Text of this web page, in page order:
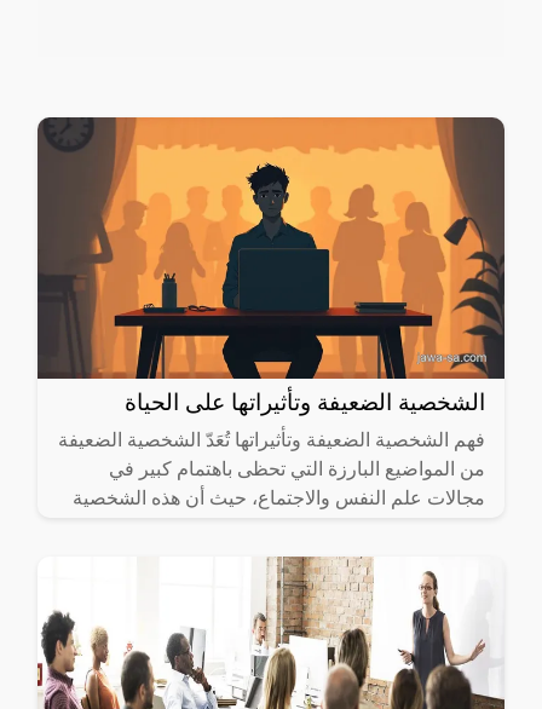
الشخصية الضعيفة وتأثيراتها على الحياة
فهم الشخصية الضعيفة وتأثيراتها تُعَدّ الشخصية الضعيفة
من المواضيع البارزة التي تحظى باهتمام كبير في
مجالات علم النفس والاجتماع، حيث أن هذه الشخصية